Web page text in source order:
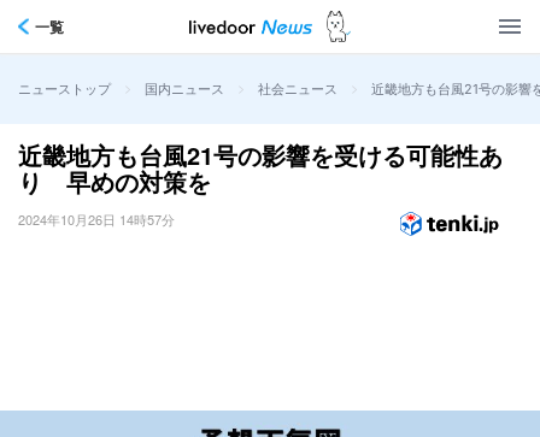
一覧
ニューストップ > 国内ニュース > 社会ニュース > 近畿地方も台風21号の影
近畿地方も台風21号の影響を受ける可能性あ
り 早めの対策を
2024年10月26日 14時57分